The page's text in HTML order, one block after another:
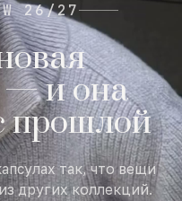
26/27
— и она
прошлой
так, что вещи
других коллекций.